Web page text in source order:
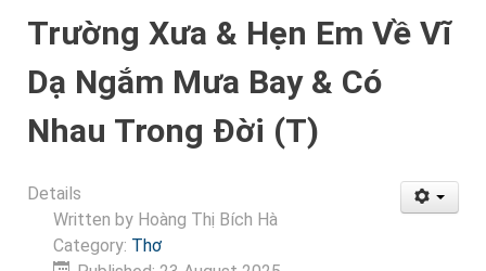
Trường Xưa & Hẹn Em Về Vĩ
Dạ Ngắm Mưa Bay & Có
Nhau Trong Đời (T)
Details
Written by Hoàng Thị Bích Hà
Category: Thơ